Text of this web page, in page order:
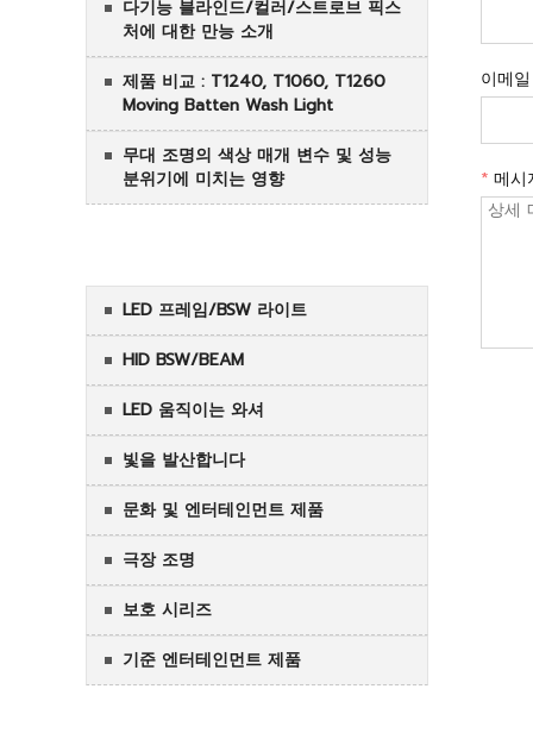
다기능 블라인드/컬러/스트로브 픽스
처에 대한 만능 소개
제품 비교 : T1240, T1060, T1260
Moving Batten Wash Light
무대 조명의 색상 매개 변수 및 성능
분위기에 미치는 영향
LED 프레임/BSW 라이트
HID BSW/BEAM
LED 움직이는 와셔
빛을 발산합니다
문화 및 엔터테인먼트 제품
극장 조명
보호 시리즈
기준 엔터테인먼트 제품
이메일
* 메시